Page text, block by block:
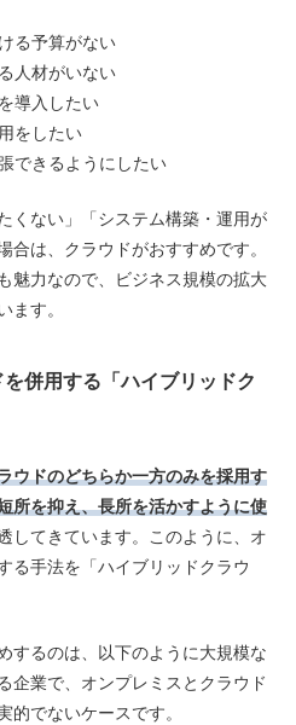
る予算がない
人材がいない
導入したい
をしたい
できるようにしたい
くない」「システム構築・運用が
合は、クラウドがおすすめです。
魅力なので、ビジネス規模の拡大
ます。
併用する「ハイブリッドク
ウドのどちらか一方のみを採用す
所を抑え、長所を活かすように使
してきています。このように、オ
る手法を「ハイブリッドクラウ
するのは、以下のように大規模な
企業で、オンプレミスとクラウド
的でないケースです。